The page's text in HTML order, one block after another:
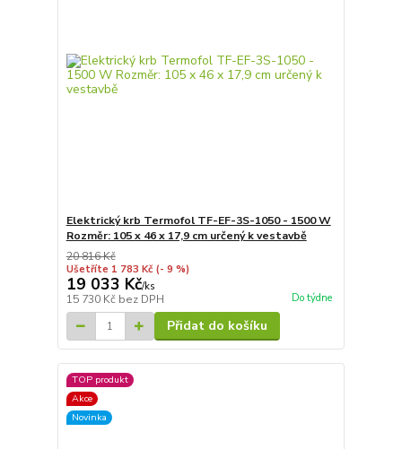
Elektrický krb Termofol TF-EF-3S-1050 - 1500 W
Rozměr: 105 x 46 x 17,9 cm určený k vestavbě
20 816 Kč
Ušetříte 1 783 Kč (- 9 %)
19 033 Kč/ks
15 730 Kč bez DPH Do týdne
Přidat do košíku
TOP produkt
Akce
Novinka